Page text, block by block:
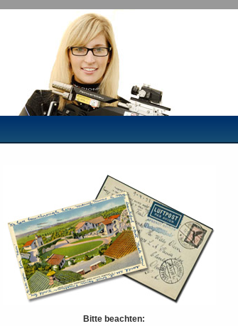
Tanfoglio Pist. Gold Match Combo
Lieferzeit: 3-4 Tage
Bitte Tagespreis anfragen!
ODER
Bitte beachten: